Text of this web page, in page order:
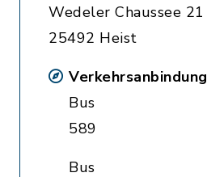
Wedeler Chaussee 21
25492 Heist
Verkehrsanbindung
Bus
589
Bus